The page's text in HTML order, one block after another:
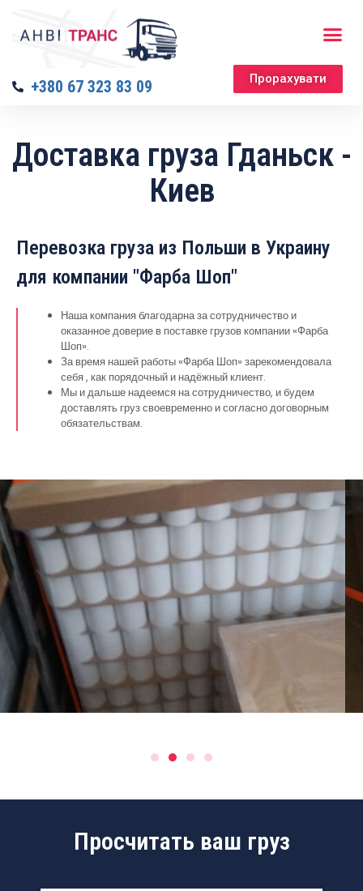
+380 67 323 83 09 Прорахувати
Доставка груза Гданьск -
Киев
Перевозка груза из Польши в Украину
для компании "Фарба Шоп"
Наша компания благодарна за сотрудничество и
оказанное доверие в поставке грузов компании «Фарба
Шоп».
За время нашей работы «Фарба Шоп» зарекомендовала
себя , как порядочный и надёжный клиент.
Мы и дальше надеемся на сотрудничество, и будем
доставлять груз своевременно и согласно договорным
обязательствам.
Просчитать ваш груз